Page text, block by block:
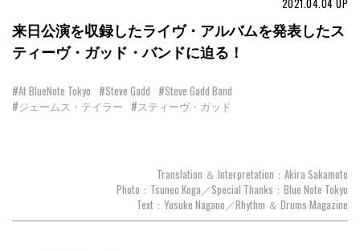
来日公演を収録したライヴ・アルバムを発表したス
ティーヴ・ガッド・バンドに迫る！
#At BlueNote Tokyo #Steve Gadd #Steve Gadd Band
#ジェームス・テイラー #スティーヴ・ガッド
Translation ＆ Interpretation：Akira Sakamoto
Photo：Tsuneo Koga／Special Thanks：Blue Note Tokyo
Text：Yusuke Nagano／Rhythm ＆ Drums Magazine